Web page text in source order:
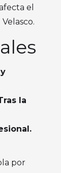
el
la
por